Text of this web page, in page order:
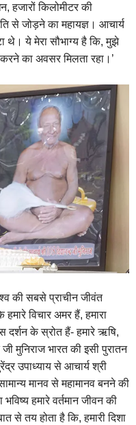
किलोमीटर की
से जोड़ने का महायज्ञ। आचार्य
थे।ये मेरा सौभाग्य है कि, मुझे
का अवसर मिलता रहा।’
की सबसे प्राचीन जीवंत
विचार अमर हैं, हमारा
दर्शन के स्रोत हैं- हमारे ऋषि,
मुनिराज भारत की इसी पुरातन
उपाध्याय से आचार्य श्री
मानव से महामानव बनने की
हमारे वर्तमान जीवन की
से तय होता है कि, हमारी दिशा